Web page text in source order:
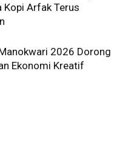
Kopi Arfak Terus
2026 Dorong
Ekonomi Kreatif